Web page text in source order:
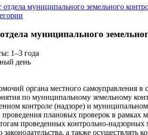
отдела муниципального земельного
муниципального
1–3 года
день
органа местного самоуправления в
по муниципальному земельному
контроле (надзоре) и
проведения плановых проверок в рамках
проведенных контрольно-
а также